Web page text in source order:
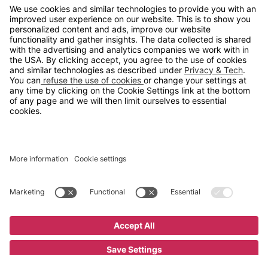
info@gerdmans.no
67 80 56 20
Åpningstid
Hverdager 08:00-16:00